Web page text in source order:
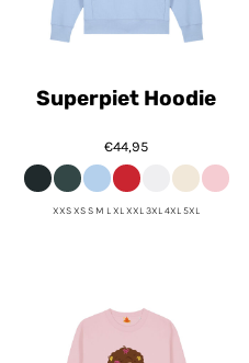
Superpiet Hoodie
€44,95
XXS XS S M L XL XXL 3XL 4XL 5XL